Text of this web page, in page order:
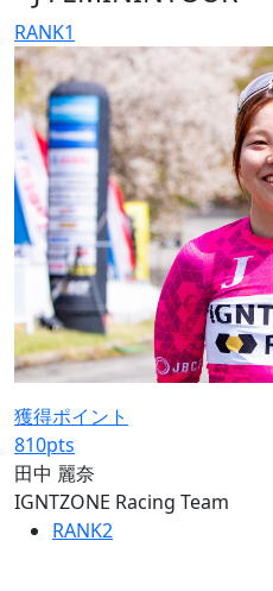
RANK1
獲得ポイント
810pts
田中 麗奈
IGNTZONE Racing Team
RANK2